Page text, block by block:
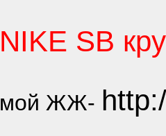
NIKE SB
мой ЖЖ-